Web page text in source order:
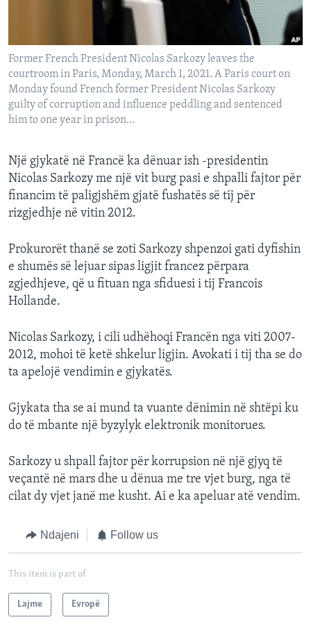
Former French President Nicolas Sarkozy leaves the
courtroom in Paris, Monday, March 1, 2021. A Paris court on
Monday found French former President Nicolas Sarkozy
guilty of corruption and influence peddling and sentenced
him to one year in prison…
Një gjykatë në Francë ka dënuar ish -presidentin
Nicolas Sarkozy me një vit burg pasi e shpalli fajtor për
financim të paligjshëm gjatë fushatës së tij për
rizgjedhje në vitin 2012.
Prokurorët thanë se zoti Sarkozy shpenzoi gati dyfishin
e shumës së lejuar sipas ligjit francez përpara
zgjedhjeve, që u fituan nga sfiduesi i tij Francois
Hollande.
Nicolas Sarkozy, i cili udhëhoqi Francën nga viti 2007-
2012, mohoi të ketë shkelur ligjin. Avokati i tij tha se do
ta apelojë vendimin e gjykatës.
Gjykata tha se ai mund ta vuante dënimin në shtëpi ku
do të mbante një byzylyk elektronik monitorues.
Sarkozy u shpall fajtor për korrupsion në një gjyq të
veçantë në mars dhe u dënua me tre vjet burg, nga të
cilat dy vjet janë me kusht. Ai e ka apeluar atë vendim.
Ndajeni Follow us
This item is part of
Lajme Evropë